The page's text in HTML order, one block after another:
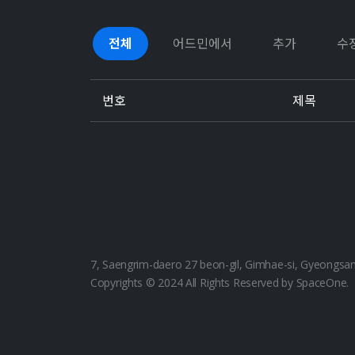
전체 어드민에서 추가 수
번호 제목
7, Saengrim-daero 27 beon-gil, Gimhae-si,
Copyrights © 2024 All Rights Reserved by SpaceOne.